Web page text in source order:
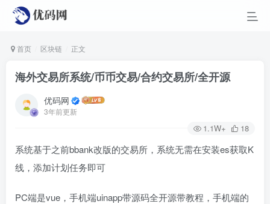
首页 区块链 正文
海外交易所系统/币币交易/合约交易所/全开源
优码网
3年前更新
1.1W+ 18
系统基于之前bbank改版的交易所，系统无需在安装es获取K
线，添加计划任务即可
PC端是vue，手机端uinapp带源码全开源带教程，手机端的